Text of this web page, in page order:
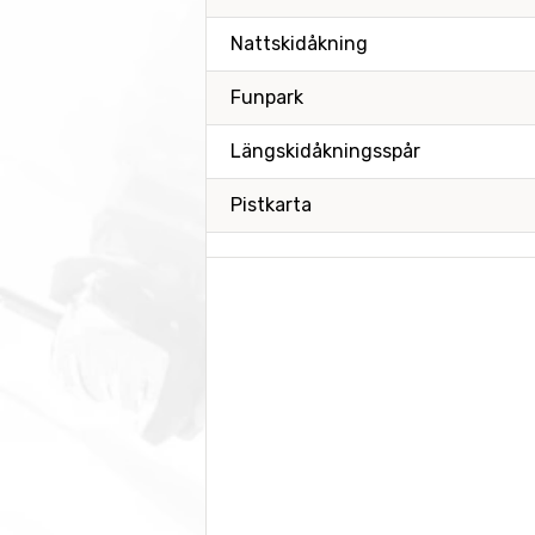
Nattskidåkning
Funpark
Längskidåkningsspår
Pistkarta